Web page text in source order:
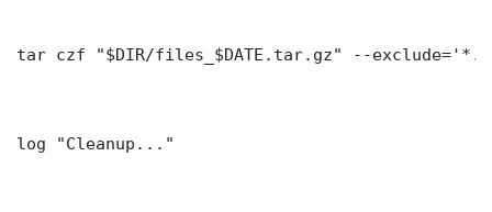
tar czf "$DIR/files_$DATE.tar.gz" --
log "Cleanup..."